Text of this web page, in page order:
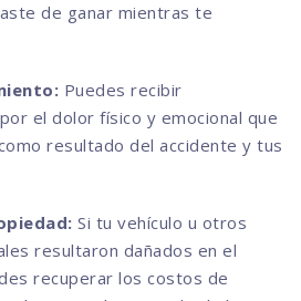
de ganar mientras te
Puedes recibir
el dolor físico y emocional que
resultado del accidente y tus
Si tu vehículo u otros
resultaron dañados en el
recuperar los costos de